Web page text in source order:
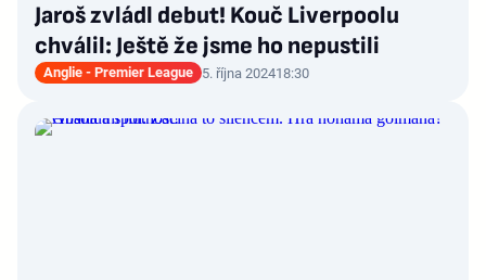
Jaroš zvládl debut! Kouč Liverpoolu
chválil: Ještě že jsme ho nepustili
Anglie - Premier League 5. října 202418:30